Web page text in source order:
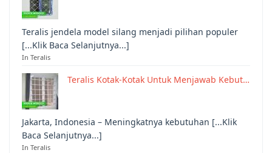
Teralis jendela model silang menjadi pilihan populer
[...Klik Baca Selanjutnya...]
In Teralis
Teralis Kotak-Kotak Untuk Menjawab Kebut…
Jakarta, Indonesia – Meningkatnya kebutuhan [...Klik
Baca Selanjutnya...]
In Teralis